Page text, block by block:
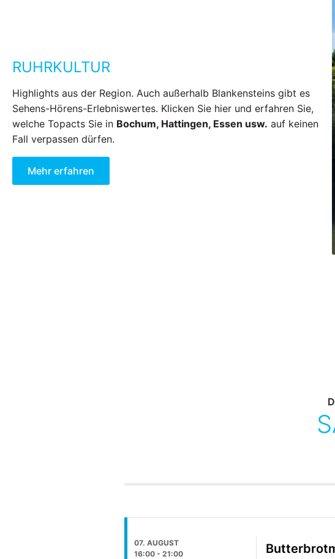
RUHRKULTUR
Highlights aus der Region. Auch außerhalb Blankensteins gibt es
Sehens-Hörens-Erlebniswertes. Klicken Sie hier und erfahren Sie,
welche Topacts Sie in Bochum, Hattingen, Essen usw. auf keinen
Fall verpassen dürfen.
Mehr erfahren
07. AUGUST
16:00- 21:00